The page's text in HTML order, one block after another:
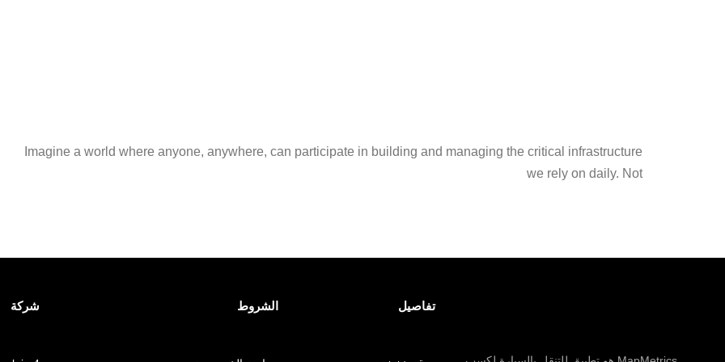
Imagine a world where anyone, anywhere, can participate in building and managing the critical infrastructure
we rely on daily. Not
تفاصيل الشروط شركة